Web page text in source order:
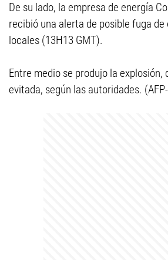
De su lado, la empresa de energía
recibió una alerta de posible fuga de
locales (13H13 GMT).
Entre medio se produjo la explosión,
evitada, según las autoridades.